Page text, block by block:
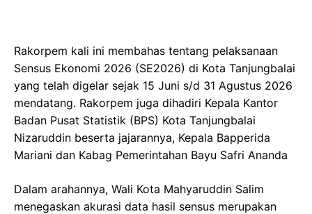
Rakorpem kali ini membahas tentang pelaksanaan
Sensus Ekonomi 2026 (SE2026) di Kota Tanjungbalai
yang telah digelar sejak 15 Juni s/d 31 Agustus 2026
mendatang. Rakorpem juga dihadiri Kepala Kantor
Badan Pusat Statistik (BPS) Kota Tanjungbalai
Nizaruddin beserta jajarannya, Kepala Bapperida
Mariani dan Kabag Pemerintahan Bayu Safri Ananda
Dalam arahannya, Wali Kota Mahyaruddin Salim
menegaskan akurasi data hasil sensus merupakan